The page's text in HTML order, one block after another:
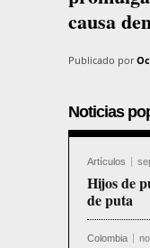
causa
Publicado por
Noticias
Artículos
Hijos de
de puta
Colombia